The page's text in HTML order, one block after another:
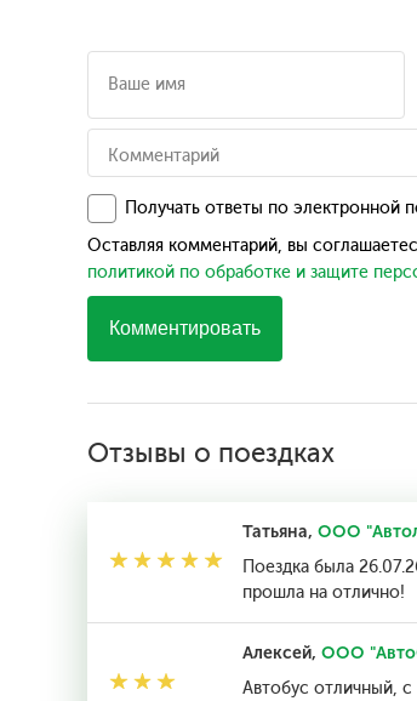
Получать ответы по электронной
Оставляя комментарий, вы
политикой по обработке и защите
Комментировать
Отзывы о поездках
Татьяна, ООО
Поездка была
прошла на отлично!
Алексей, ООО
Автобус отличный,